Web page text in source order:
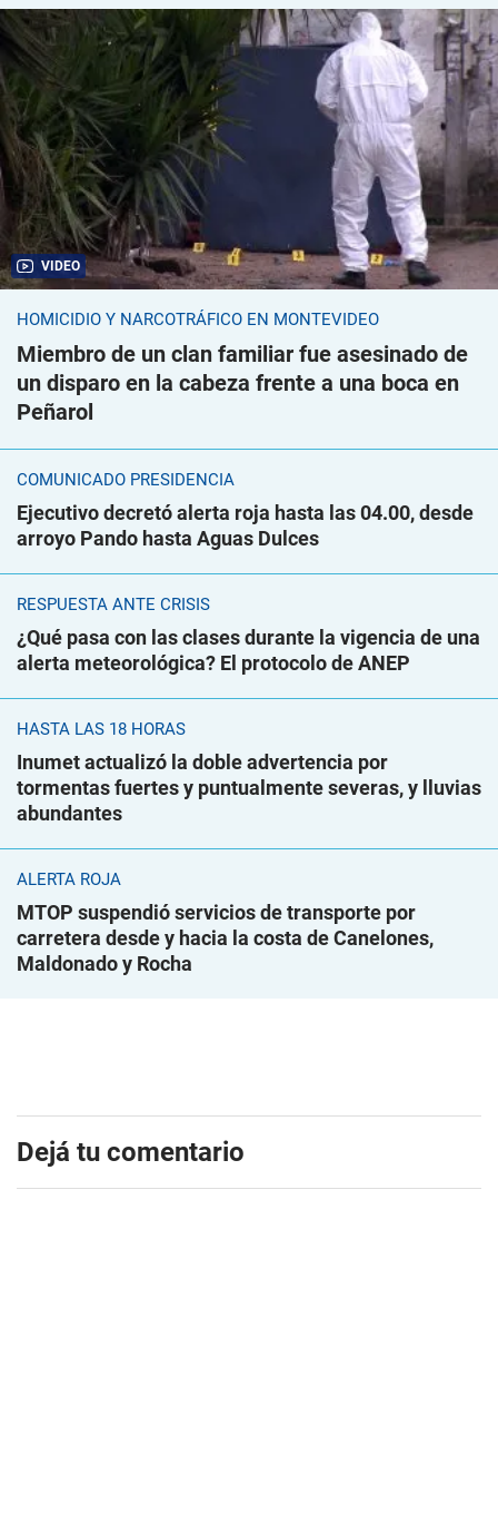
VIDEO
HOMICIDIO Y NARCOTRÁFICO EN MONTEVIDEO
Miembro de un clan familiar fue asesinado de
un disparo en la cabeza frente a una boca en
Peñarol
COMUNICADO PRESIDENCIA
Ejecutivo decretó alerta roja hasta las 04.00, desde
arroyo Pando hasta Aguas Dulces
RESPUESTA ANTE CRISIS
¿Qué pasa con las clases durante la vigencia de una
alerta meteorológica? El protocolo de ANEP
HASTA LAS 18 HORAS
Inumet actualizó la doble advertencia por
tormentas fuertes y puntualmente severas, y lluvias
abundantes
ALERTA ROJA
MTOP suspendió servicios de transporte por
carretera desde y hacia la costa de Canelones,
Maldonado y Rocha
Dejá tu comentario